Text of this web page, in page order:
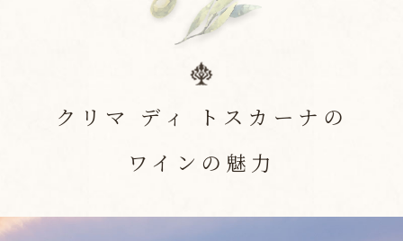
クリマ ディ トスカーナの
ワインの魅力